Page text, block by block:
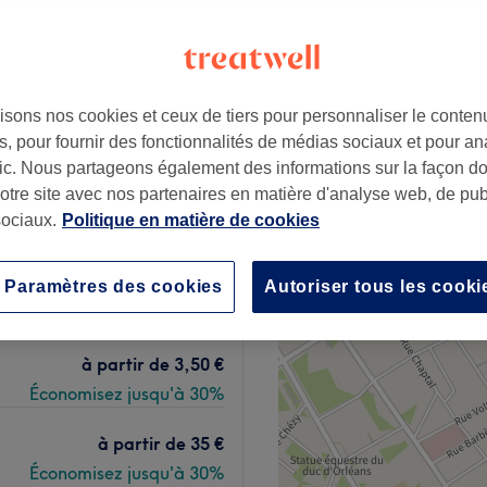
Paris
430 avis
hours"
à partir de 24,50 €
Économisez jusqu'à 30%
à partir de 3,50 €
Économisez jusqu'à 30%
à partir de 35 €
Économisez jusqu'à 30%
−
nos cookies et ceux de tiers pour personnaliser le
pour fournir des fonctionnalités de médias sociaux et pour
Nous partageons également des informations sur la façon
site avec nos partenaires en matière d'analyse web, de
Politique en matière de cookies
Autoriser tous les
Paramètres des cookies